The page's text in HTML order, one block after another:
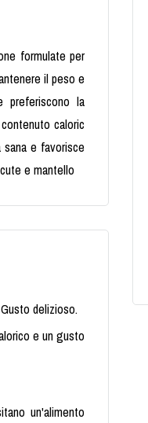
formulate per
il peso e
la
caloric
sana e favorisce
e mantello
delizioso.
e un gusto
un'alimento